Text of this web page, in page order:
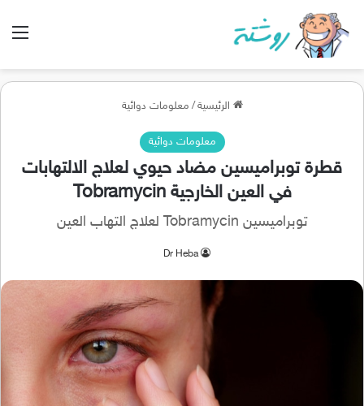
الرئيسية / معلومات دوائية
معلومات دوائية
قطرة توبراميسين مضاد حيوي لعلاج الالتهابات
في العين الخارجية Tobramycin
توبراميسين Tobramycin لعلاج التهاب العين
Dr Heba